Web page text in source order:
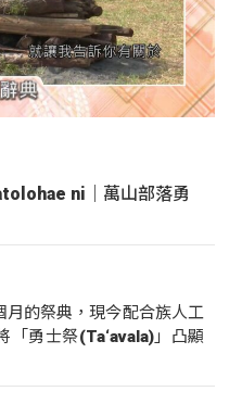
ni｜萬山部落勇
的祭典，現今配合族人工
「勇士祭(Ta‘avala)」凸顯